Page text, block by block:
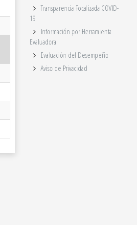
Transparencia Focalizada COVID-
19
Información por Herramienta
Evaluadora
Evaluación del Desempeño
Aviso de Privacidad